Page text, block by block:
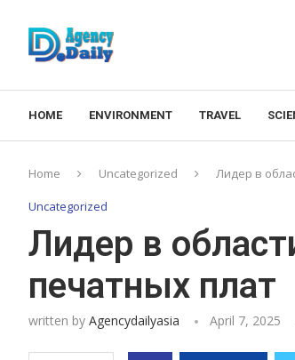
HOME ENVIRONMENT TRAVEL
Home Uncategorized Лидер в
Uncategorized
Лидер в
печатных плат
written by Agencydailyasia April 7, 2025